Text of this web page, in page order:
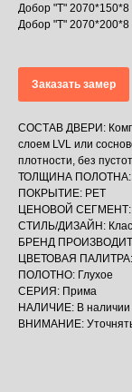
Добор "Т" 2070*150*8
Добор "Т" 2070*200*8
Заказать замер
СОСТАВ ДВЕРИ:
слоем LVL или
плотности, без
ТОЛЩИНА ПОЛОТНА:
ПОКРЫТИЕ: PET
ЦЕНОВОЙ СЕГМЕНТ:
СТИЛЬ/ДИЗАЙН:
БРЕНД
ЦВЕТОВАЯ
ПОЛОТНО: Глухое
СЕРИЯ: Прима
НАЛИЧИЕ: В наличии
ВНИМАНИЕ: